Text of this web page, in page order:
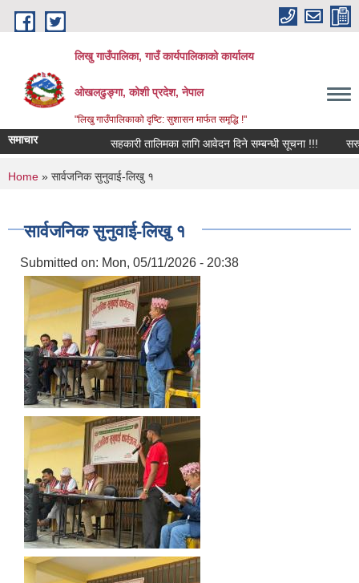
Skip to main content
लिखु गाउँपालिका, गाउँ कार्यपालिकाको कार्यालय
ओखलढुङ्गा, कोशी प्रदेश, नेपाल
"लिखु गाउँपालिकाको दृष्टि: सुशासन मार्फत समृद्धि !"
समाचार सहकारी तालिमका लागि आवेदन दिने सम्बन्धी सूचना !!!
You are here
Home » सार्वजनिक सुनुवाई-लिखु १
सार्वजनिक सुनुवाई-लिखु १
Submitted on: Mon, 05/11/2026 - 20:38